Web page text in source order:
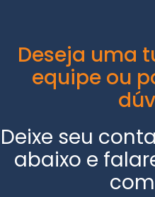
Deseja uma
equipe ou
Deixe seu
abaixo e